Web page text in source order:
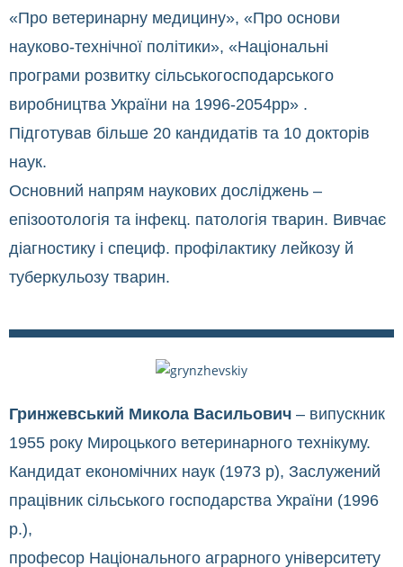
«Про ветеринарну медицину», «Про основи
науково-технічної політики», «Національні
програми розвитку сільськогосподарського
виробництва України на 1996-2054рр» .
Підготував більше 20 кандидатів та 10 докторів
наук.
Основний напрям наукових досліджень –
епізоотологія та інфекц. патологія тварин. Вивчає
діагностику і специф. профілактику лейкозу й
туберкульозу тварин.
Гринжевський Микола Васильович – випускник
1955 року Мироцького ветеринарного технікуму.
Кандидат економічних наук (1973 р), Заслужений
працівник сільського господарства України (1996
р.),
професор Національного аграрного університету